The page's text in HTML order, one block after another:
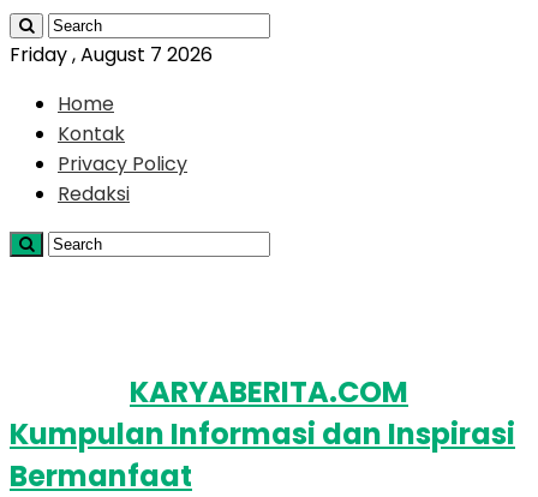
Friday , August 7 2026
Home
Kontak
Privacy Policy
Redaksi
KARYABERITA.COM
Kumpulan Informasi dan Inspirasi
Bermanfaat